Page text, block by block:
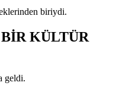
biriydi.
BİR KÜLTÜR
geldi.